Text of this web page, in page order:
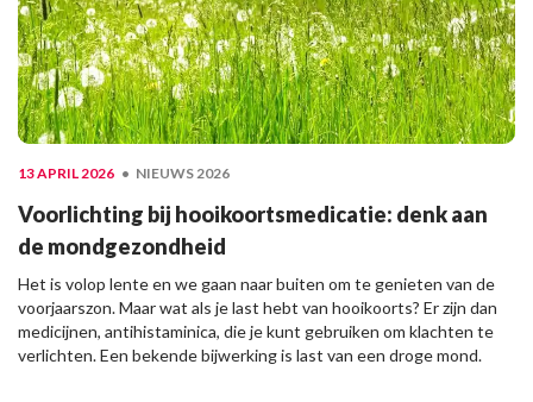
13 APRIL 2026 NIEUWS 2026
Voorlichting bij hooikoortsmedicatie: denk aan
de mondgezondheid
Het is volop lente en we gaan naar buiten om te genieten van de
voorjaarszon. Maar wat als je last hebt van hooikoorts? Er zijn dan
medicijnen, antihistaminica, die je kunt gebruiken om klachten te
verlichten. Een bekende bijwerking is last van een droge mond.